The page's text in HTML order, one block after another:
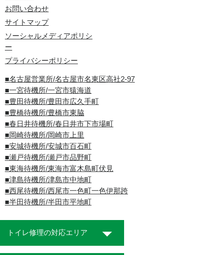
お問い合わせ
サイトマップ
ソーシャルメディアポリシ
ー
プライバシーポリシー
■名古屋営業所/名古屋市名東区高社2-97
■一宮待機所/一宮市猿海道
■豊田待機所/豊田市広久手町
■豊橋待機所/豊橋市東脇
■春日井待機所/春日井市下市場町
■岡崎待機所/岡崎市上里
■安城待機所/安城市百石町
■瀬戸待機所/瀬戸市品野町
■東海待機所/東海市富木島町伏見
■津島待機所/津島市中地町
■西尾待機所/西尾市一色町一色伊那跨
■半田待機所/半田市平地町
トイレ修理の対応エリア